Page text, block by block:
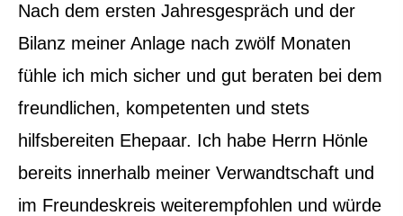
Nach dem ersten Jahresgespräch und der
Bilanz meiner Anlage nach zwölf Monaten
fühle ich mich sicher und gut beraten bei dem
freundlichen, kompetenten und stets
hilfsbereiten Ehepaar. Ich habe Herrn Hönle
bereits innerhalb meiner Verwandtschaft und
im Freundeskreis weiterempfohlen und würde